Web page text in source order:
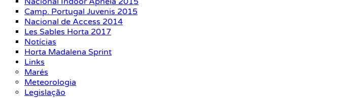
Camp. Portugal Juvenis 2015
Nacional de Access 2014
Les Sables Horta 2017
Notícias
Horta Madalena Sprint
Links
Marés
Meteorologia
Legislação